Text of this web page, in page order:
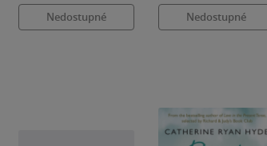
Nedostupné Nedostupné